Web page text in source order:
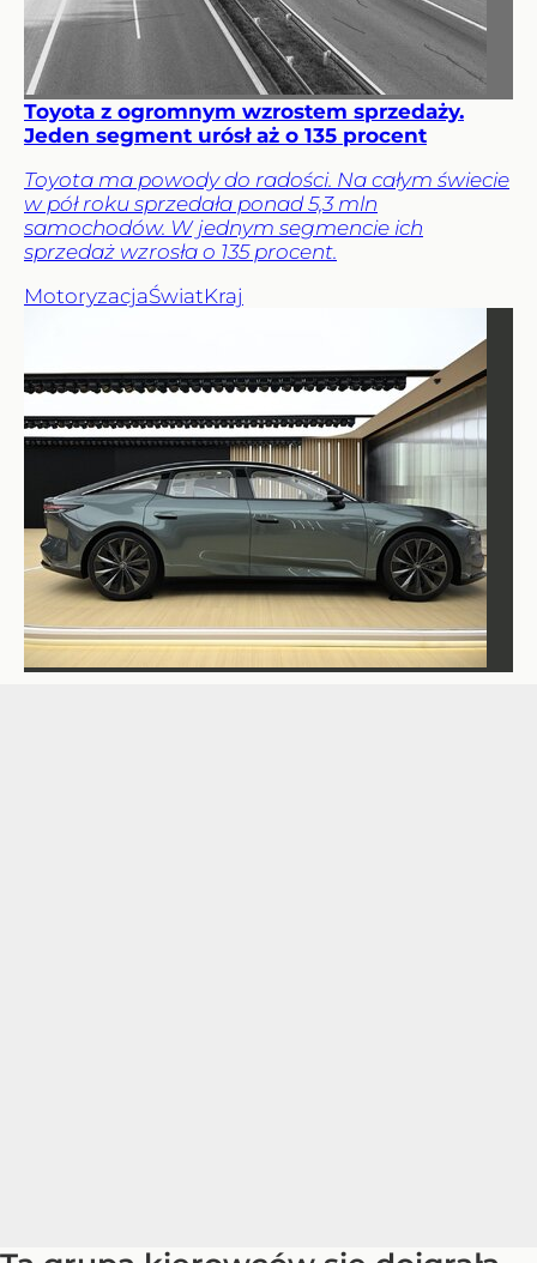
Toyota z ogromnym wzrostem sprzedaży.
Jeden segment urósł aż o 135 procent
Toyota ma powody do radości. Na całym świecie
w pół roku sprzedała ponad 5,3 mln
samochodów. W jednym segmencie ich
sprzedaż wzrosła o 135 procent.
MotoryzacjaŚwiatKraj